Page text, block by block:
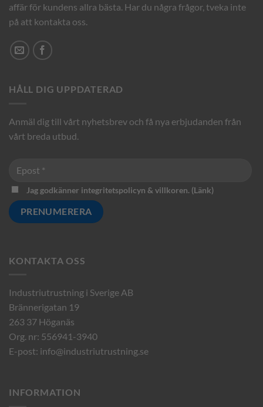
affär för kundens allra bästa. Har du några frågor, tveka inte
på att kontakta oss.
HÅLL DIG UPPDATERAD
Anmäl dig till vårt nyhetsbrev och få nya erbjudanden från
vårt breda utbud.
Jag godkänner integritetspolicyn & villkoren. (Länk)
KONTAKTA OSS
Industriutrustning i Sverige AB
Brännerigatan 19
263 37 Höganäs
Org. nr: 556941-3940
E-post: info@industriutrustning.se
INFORMATION